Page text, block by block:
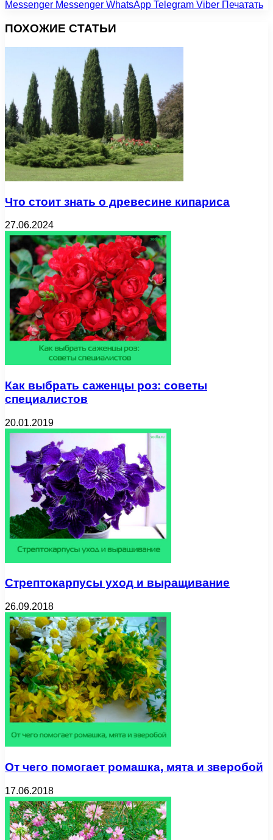
Messenger Messenger WhatsApp Telegram Viber Печатать
ПОХОЖИЕ СТАТЬИ
Что стоит знать о древесине кипариса
27.06.2024
Как выбрать саженцы роз: советы
специалистов
20.01.2019
Стрептокарпусы уход и выращивание
26.09.2018
От чего помогает ромашка, мята и зверобой
17.06.2018